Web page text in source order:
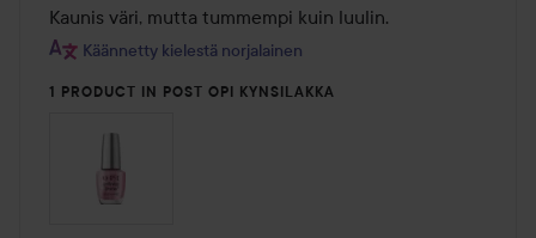
/
5
Kaunis väri, mutta tummempi kuin luulin.
Käännetty kielestä norjalainen
1 PRODUCT IN POST OPI KYNSILAKKA